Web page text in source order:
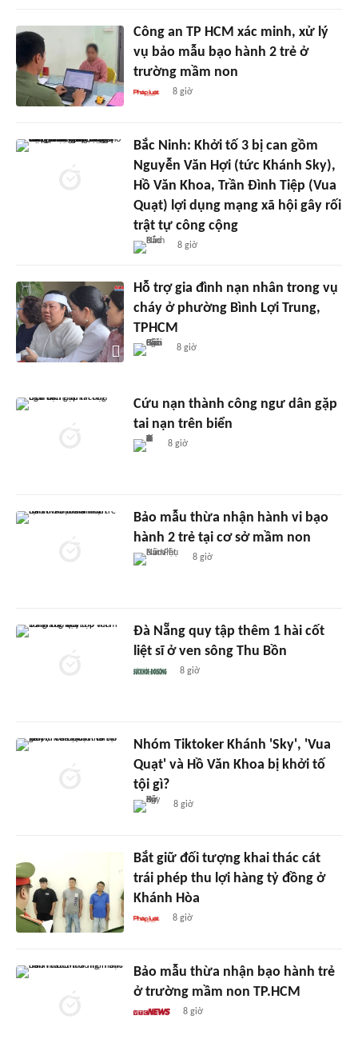
Công an TP HCM xác minh, xử lý
vụ bảo mẫu bạo hành 2 trẻ ở
trường mầm non
8 giờ
Bắc Ninh: Khởi tố 3 bị can gồm
Nguyễn Văn Hợi (tức Khánh Sky),
Hồ Văn Khoa, Trần Đình Tiệp (Vua
Quạt) lợi dụng mạng xã hội gây rối
trật tự công cộng
8 giờ
Hỗ trợ gia đình nạn nhân trong vụ
cháy ở phường Bình Lợi Trung,
TPHCM
8 giờ
Cứu nạn thành công ngư dân gặp
tai nạn trên biển
8 giờ
Bảo mẫu thừa nhận hành vi bạo
hành 2 trẻ tại cơ sở mầm non
8 giờ
Đà Nẵng quy tập thêm 1 hài cốt
liệt sĩ ở ven sông Thu Bồn
8 giờ
Nhóm Tiktoker Khánh 'Sky', 'Vua
Quạt' và Hồ Văn Khoa bị khởi tố
tội gì?
8 giờ
Bắt giữ đối tượng khai thác cát
trái phép thu lợi hàng tỷ đồng ở
Khánh Hòa
8 giờ
Bảo mẫu thừa nhận bạo hành trẻ
ở trường mầm non TP.HCM
8 giờ